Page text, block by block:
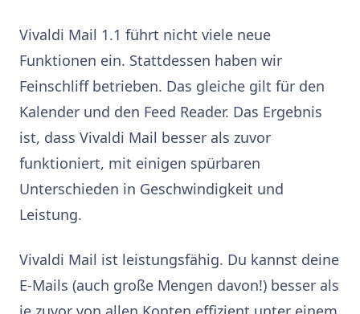
Vivaldi Mail 1.1 führt nicht viele neue
Funktionen ein. Stattdessen haben wir
Feinschliff betrieben. Das gleiche gilt für den
Kalender und den Feed Reader. Das Ergebnis
ist, dass Vivaldi Mail besser als zuvor
funktioniert, mit einigen spürbaren
Unterschieden in Geschwindigkeit und
Leistung.
Vivaldi Mail ist leistungsfähig. Du kannst deine
E-Mails (auch große Mengen davon!) besser als